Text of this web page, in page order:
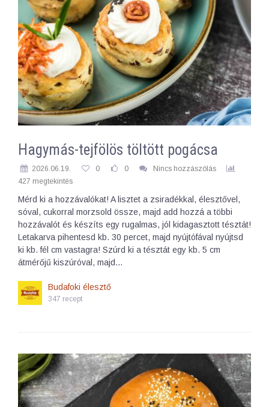
Hagymás-tejfölös töltött pogácsa
2026.06.19. 0 0
Nincs hozzászólás
427 megtekintés
Mérd ki a hozzávalókat! A lisztet a zsiradékkal, élesztővel,
sóval, cukorral morzsold össze, majd add hozzá a többi
hozzávalót és készíts egy rugalmas, jól kidagasztott tésztát!
Letakarva pihentesd kb. 30 percet, majd nyújtófával nyújtsd
ki kb. fél cm vastagra! Szúrd ki a tésztát egy kb. 5 cm
átmérőjű kiszúróval, majd…
Budafoki élesztő
347 recept